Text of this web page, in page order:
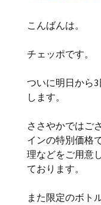
こんばんは。
チェッポです。
ついに明日から
します。
ささやかではご
インの特別価格
理などをご用意
ております。
また限定のボト